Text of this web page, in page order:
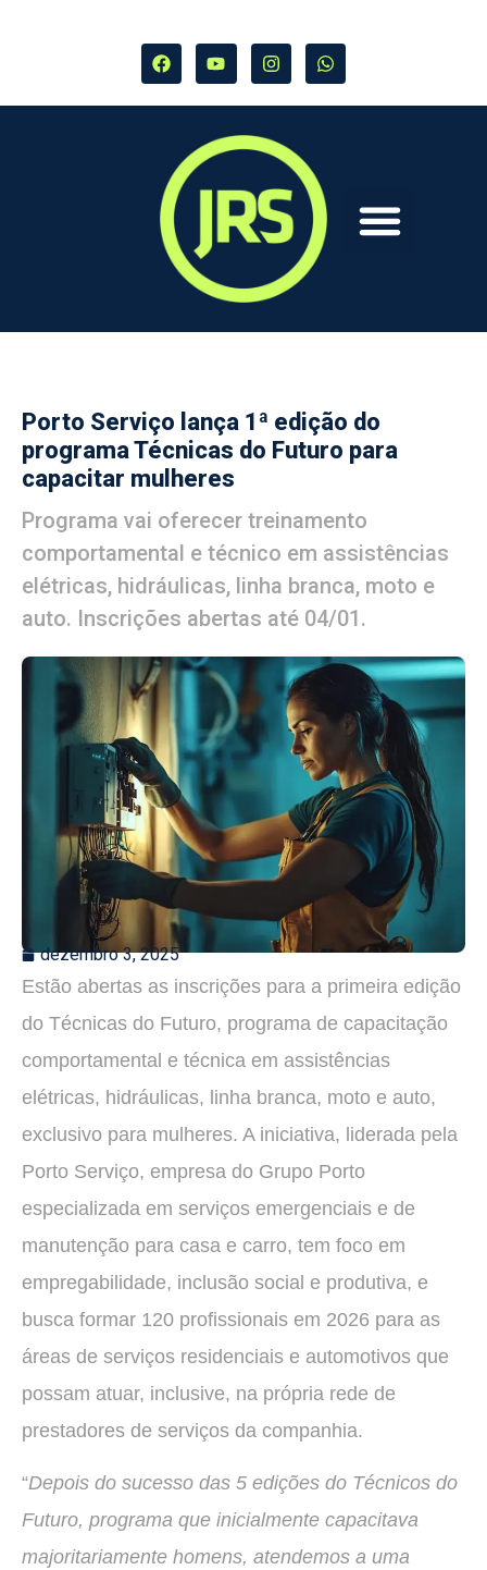
Porto Serviço lança 1ª edição do
programa Técnicas do Futuro para
capacitar mulheres
Programa vai oferecer treinamento
comportamental e técnico em assistências
elétricas, hidráulicas, linha branca, moto e
auto. Inscrições abertas até 04/01.
dezembro 3, 2025
Estão abertas as inscrições para a primeira edição
do Técnicas do Futuro, programa de capacitação
comportamental e técnica em assistências
elétricas, hidráulicas, linha branca, moto e auto,
exclusivo para mulheres. A iniciativa, liderada pela
Porto Serviço, empresa do Grupo Porto
especializada em serviços emergenciais e de
manutenção para casa e carro, tem foco em
empregabilidade, inclusão social e produtiva, e
busca formar 120 profissionais em 2026 para as
áreas de serviços residenciais e automotivos que
possam atuar, inclusive, na própria rede de
prestadores de serviços da companhia.
“Depois do sucesso das 5 edições do Técnicos do
Futuro, programa que inicialmente capacitava
majoritariamente homens, atendemos a uma